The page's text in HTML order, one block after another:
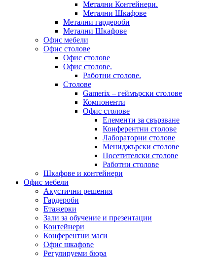
Метални Контейнери.
Метални Шкафове
Метални гардероби
Метални Шкафове
Офис мебели
Офис столове
Офис столове
Офис столове.
Работни столове.
Столове
Gamerix – геймърски столове
Компоненти
Офис столове
Елементи за свързване
Конферентни столове
Лабораторни столове
Мениджърски столове
Посетителски столове
Работни столове
Шкафове и контейнери
Офис мебели
Акустични решения
Гардероби
Етажерки
Зали за обучение и презентации
Контейнери
Конферентни маси
Офис шкафове
Регулируеми бюра